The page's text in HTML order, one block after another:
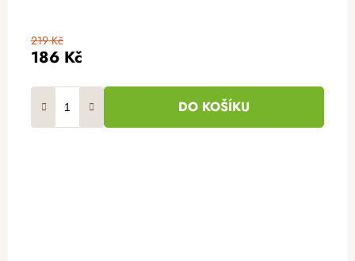
186 Kč
219 Kč
DO KOŠÍKU